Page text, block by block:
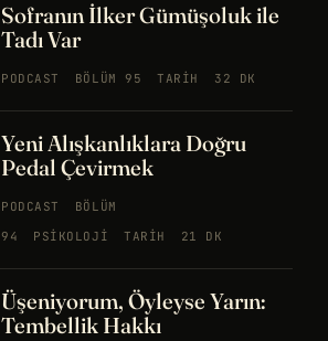
Sofranın İlker Gümüşoluk ile
Tadı Var
PODCAST BÖLÜM 95 TARIH 32 DK
Yeni Alışkanlıklara Doğru
Pedal Çevirmek
PODCAST
BÖLÜM
94
PSIKOLOJI TARIH 21 DK
Üşeniyorum, Öyleyse Yarın:
Tembellik Hakkı